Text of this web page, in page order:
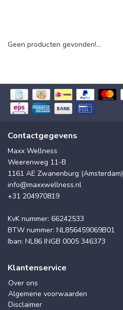
Geen producten gevonden!...
Contactgegevens
Maxx Wellness
Weerenweg 11-B
1161 AE Zwanenburg (Amsterdam)
info@maxxwellness.nl
+31 204970819
KvK nummer: 66242533
BTW nummer: NL856459069B01
Iban: NL86 INGB 0005 346373
Klantenservice
Over ons
Algemene voorwaarden
Disclaimer